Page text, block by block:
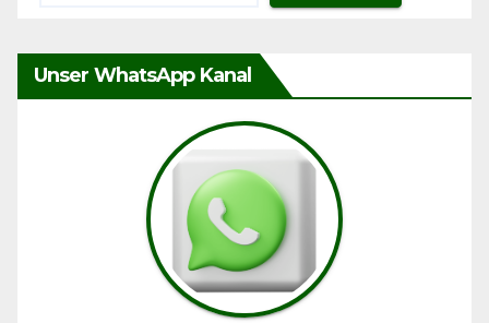
Unser WhatsApp Kanal